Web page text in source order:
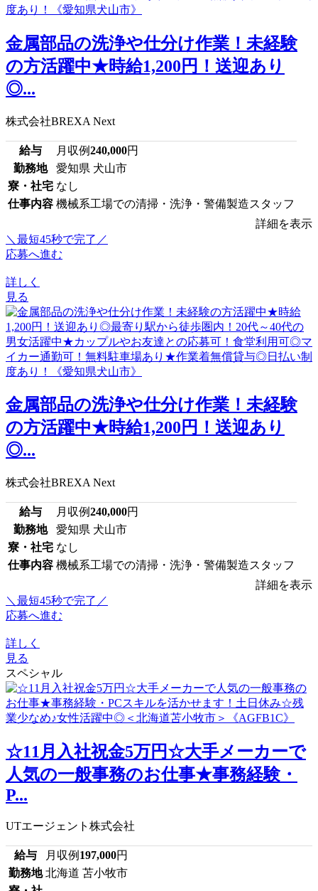
金属部品の洗浄や仕分け作業！未経験
の方活躍中★時給1,200円！送迎あり
◎...
株式会社BREXA Next
給与 月収例240,000円
勤務地
愛知県 犬山市
寮・社宅 なし
仕事内容 機械系工場での清掃・洗浄・警備製造スタッフ
詳細を表示
＼最短45秒で完了／
応募へ進む
詳しく
見る
金属部品の洗浄や仕分け作業！未経験
の方活躍中★時給1,200円！送迎あり
◎...
株式会社BREXA Next
給与 月収例240,000円
勤務地
愛知県 犬山市
寮・社宅 なし
仕事内容 機械系工場での清掃・洗浄・警備製造スタッフ
詳細を表示
＼最短45秒で完了／
応募へ進む
詳しく
見る
スペシャル
☆11月入社祝金5万円☆大手メーカーで
人気の一般事務のお仕事★事務経験・
P...
UTエージェント株式会社
給与 月収例 197,000円
勤務地 北海道 苫小牧市